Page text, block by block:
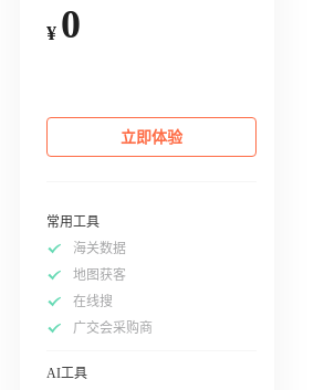
¥ 0
立即体验
常用工具
海关数据
地图获客
在线搜
广交会采购商
AI工具